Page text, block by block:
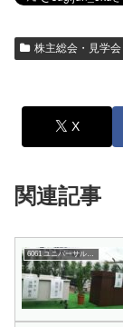
株主総会・見学会
X
関連記事
6061 ユニバーサル園芸社